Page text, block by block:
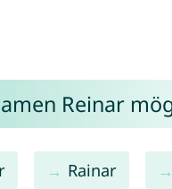
Reinar
Rainar